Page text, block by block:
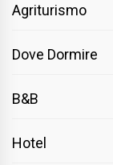
Agriturismo
Dove Dormire
B&B
Hotel